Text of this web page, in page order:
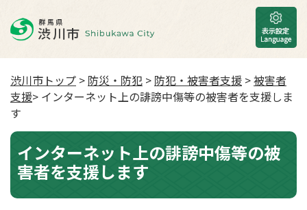
渋川市トップ > 防災・防犯 > 防犯・被害者支援 >被害者
支援> インターネット上の誹謗中傷等の被害者を支援しま
す
インターネット上の誹謗中傷等の被
害者を支援します